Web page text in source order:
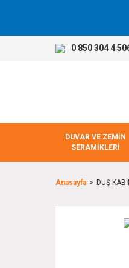
0 850 304 4
DUVAR VE ZEMİN
SERAMİKLERİ
Anasayfa DUŞ